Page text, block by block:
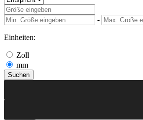
-
Einheiten:
Zoll
mm
Suchen